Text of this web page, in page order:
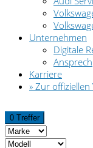
Unternehmen
Digitale
Karriere
» Zur offiziellen
0 Treffer